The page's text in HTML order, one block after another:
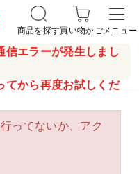
信エラーが発生しまし
てから再度お試しくだ
商品を探す買い物かごメニュー
ってないか、アク